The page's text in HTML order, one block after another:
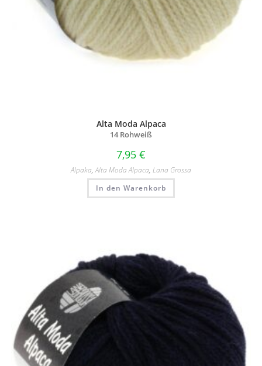
Alta Moda Alpaca
14 Rohweiß
7,95 €
Alpaka,Alta Moda Alpaca, Lana Grossa
In den Warenkorb